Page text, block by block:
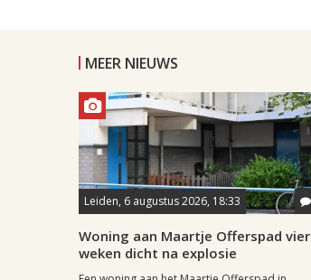
MEER NIEUWS
Leiden, 6 augustus 2026, 18:33
Woning aan Maartje Offerspad vier
weken dicht na explosie